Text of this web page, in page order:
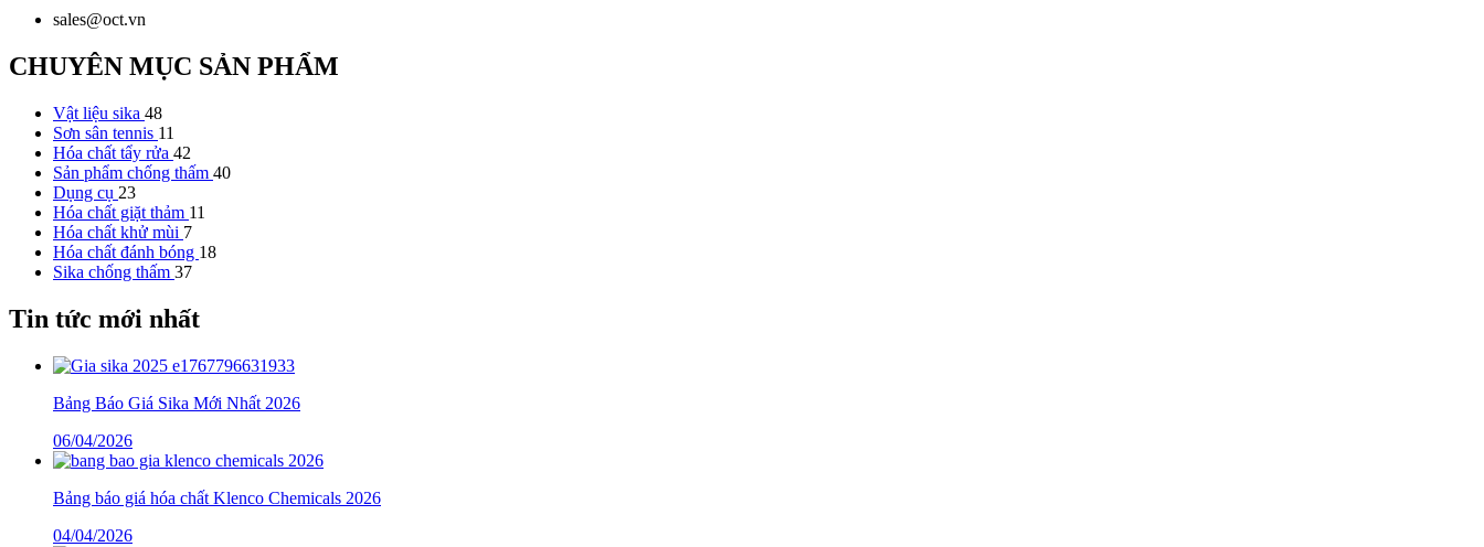
sales@oct.vn
CHUYÊN MỤC SẢN PHẨM
Vật liệu sika 48
Sơn sân tennis 11
Hóa chất tẩy rửa 42
Sản phẩm chống thấm 40
Dụng cụ 23
Hóa chất giặt thảm 11
Hóa chất khử mùi 7
Hóa chất đánh bóng 18
Sika chống thấm 37
Tin tức mới nhất
Bảng Báo Giá Sika Mới Nhất 2026
06/04/2026
Bảng báo giá hóa chất Klenco Chemicals 2026
04/04/2026